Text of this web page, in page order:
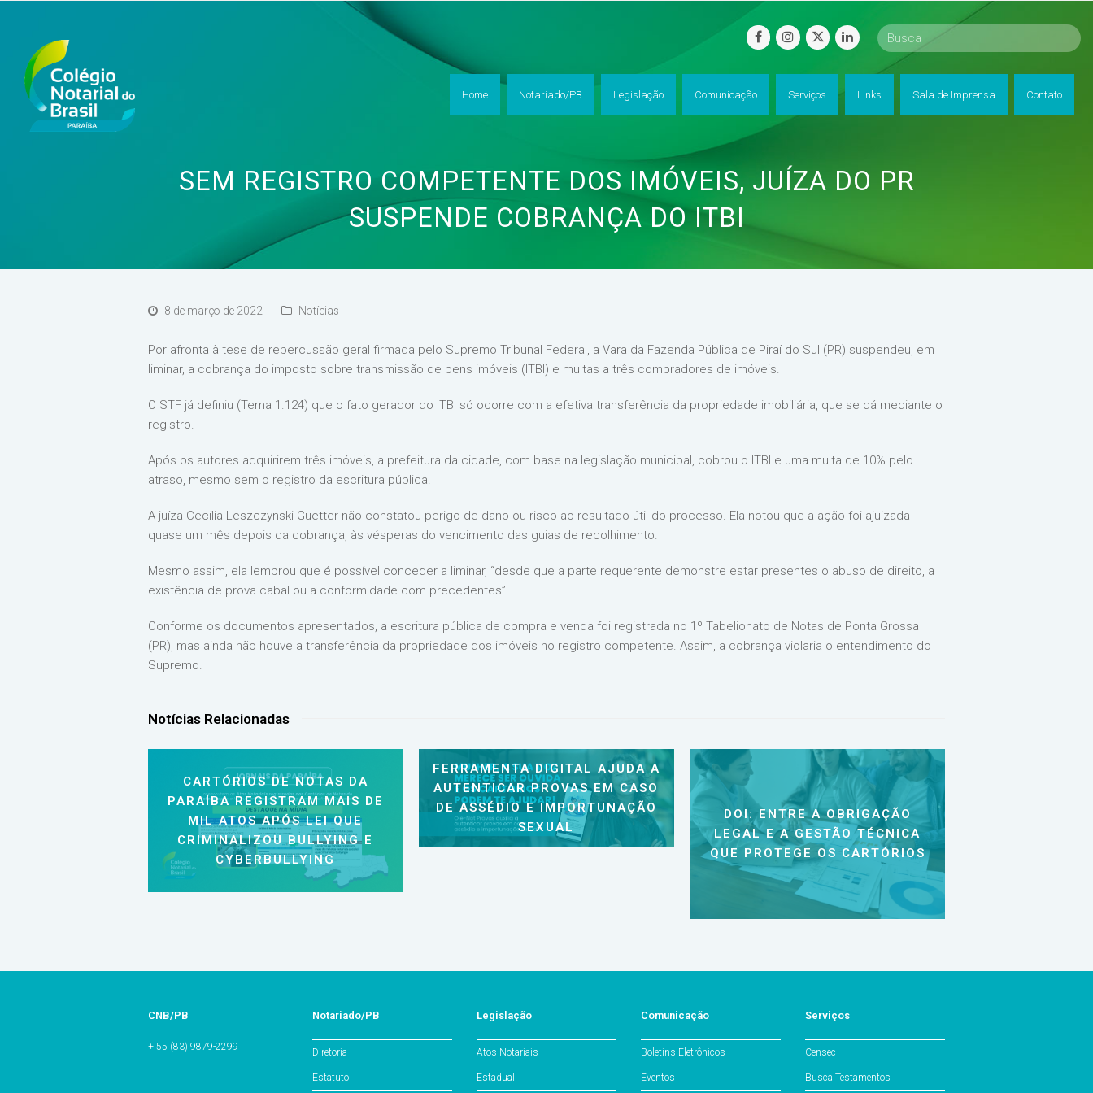
facebookinstagram
twitterlinkedin
Home Notariado/PB Legislação Comunicação Serviços Links Sala de Imprensa Contato
SEM REGISTRO COMPETENTE DOS IMÓVEIS, JUÍZA DO PR
SUSPENDE COBRANÇA DO ITBI
8 de março de 2022 Notícias
Por afronta à tese de repercussão geral firmada pelo Supremo Tribunal Federal, a Vara da Fazenda Pública de Piraí do Sul (PR) suspendeu, em
liminar, a cobrança do imposto sobre transmissão de bens imóveis (ITBI) e multas a três compradores de imóveis.
O STF já definiu (Tema 1.124) que o fato gerador do ITBI só ocorre com a efetiva transferência da propriedade imobiliária, que se dá mediante o
registro.
Após os autores adquirirem três imóveis, a prefeitura da cidade, com base na legislação municipal, cobrou o ITBI e uma multa de 10% pelo
atraso, mesmo sem o registro da escritura pública.
A juíza Cecília Leszczynski Guetter não constatou perigo de dano ou risco ao resultado útil do processo. Ela notou que a ação foi ajuizada
quase um mês depois da cobrança, às vésperas do vencimento das guias de recolhimento.
Mesmo assim, ela lembrou que é possível conceder a liminar, “desde que a parte requerente demonstre estar presentes o abuso de direito, a
existência de prova cabal ou a conformidade com precedentes”.
Conforme os documentos apresentados, a escritura pública de compra e venda foi registrada no 1º Tabelionato de Notas de Ponta Grossa
(PR), mas ainda não houve a transferência da propriedade dos imóveis no registro competente. Assim, a cobrança violaria o entendimento do
Supremo.
Notícias Relacionadas
CARTÓRIOS DE NOTAS DA
PARAÍBA REGISTRAM MAIS DE
MIL ATOS APÓS LEI QUE
CRIMINALIZOU BULLYING E
CYBERBULLYING
FERRAMENTA DIGITAL AJUDA A
AUTENTICAR PROVAS EM CASO
DE ASSÉDIO E IMPORTUNAÇÃO
SEXUAL
DOI: ENTRE A OBRIGAÇÃO
LEGAL E A GESTÃO TÉCNICA
QUE PROTEGE OS CARTÓRIOS
CNB/PB
+ 55 (83) 9879-2299
Notariado/PB
Diretoria
Estatuto
Legislação
Atos Notariais
Estadual
Comunicação
Boletins Eletrônicos
Eventos
Serviços
Censec
Busca Testamentos